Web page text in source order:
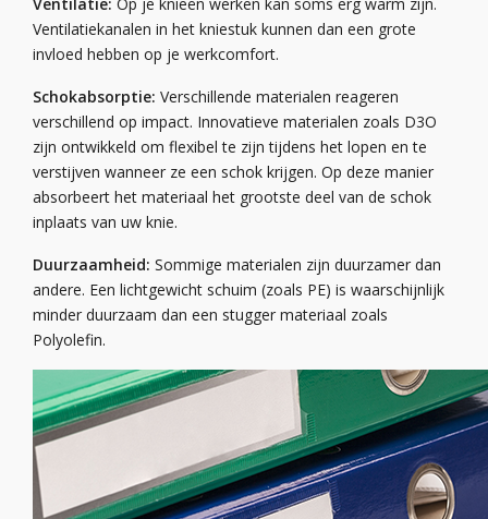
Ventilatie: Op je knieën werken kan soms erg warm zijn.
Ventilatiekanalen in het kniestuk kunnen dan een grote
invloed hebben op je werkcomfort.
Schokabsorptie: Verschillende materialen reageren
verschillend op impact. Innovatieve materialen zoals D3O
zijn ontwikkeld om flexibel te zijn tijdens het lopen en te
verstijven wanneer ze een schok krijgen. Op deze manier
absorbeert het materiaal het grootste deel van de schok
inplaats van uw knie.
Duurzaamheid: Sommige materialen zijn duurzamer dan
andere. Een lichtgewicht schuim (zoals PE) is waarschijnlijk
minder duurzaam dan een stugger materiaal zoals
Polyolefin.